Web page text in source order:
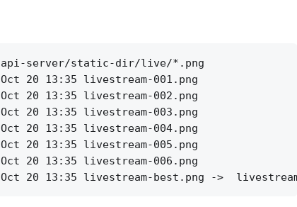
server/static-dir/live/*.png
13:35 livestream-001.png
13:35 livestream-002.png
13:35 livestream-003.png
20 13:35 livestream-004.png
20 13:35 livestream-005.png
20 13:35 livestream-006.png